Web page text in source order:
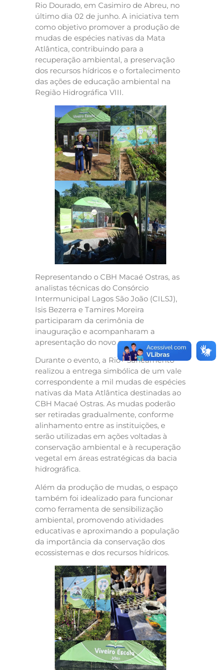
Rio Dourado, em Casimiro de Abreu, no
último dia 02 de junho. A iniciativa tem
como objetivo promover a produção de
mudas de espécies nativas da Mata
Atlântica, contribuindo para a
recuperação ambiental, a preservação
dos recursos hídricos e o fortalecimento
das ações de educação ambiental na
Região Hidrográfica VIII.
Representando o CBH Macaé Ostras, as
analistas técnicas do Consórcio
Intermunicipal Lagos São João (CILSJ),
Isis Bezerra e Tamires Moreira
participaram da cerimônia de
inauguração e acompanharam a
apresentação do novo espaço.
Durante o evento, a Rio+ Saneamento
realizou a entrega simbólica de um vale
correspondente a mil mudas de espécies
nativas da Mata Atlântica destinadas ao
CBH Macaé Ostras. As mudas poderão
ser retiradas gradualmente, conforme
alinhamento entre as instituições, e
serão utilizadas em ações voltadas à
conservação ambiental e à recuperação
vegetal em áreas estratégicas da bacia
hidrográfica.
Além da produção de mudas, o espaço
também foi idealizado para funcionar
como ferramenta de sensibilização
ambiental, promovendo atividades
educativas e aproximando a população
da importância da conservação dos
ecossistemas e dos recursos hídricos.